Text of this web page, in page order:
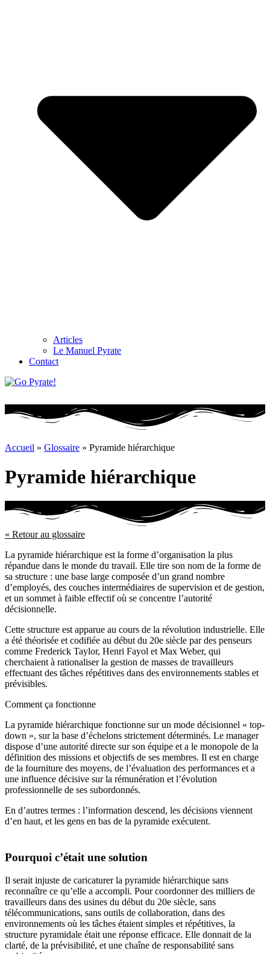
Articles
Le Manuel Pyrate
Contact
Accueil » Glossaire » Pyramide hiérarchique
Pyramide hiérarchique
« Retour au glossaire
La pyramide hiérarchique est la forme d’organisation la plus
répandue dans le monde du travail. Elle tire son nom de la forme de
sa structure : une base large composée d’un grand nombre
d’employés, des couches intermédiaires de supervision et de gestion,
et un sommet à faible effectif où se concentre l’autorité
décisionnelle.
Cette structure est apparue au cours de la révolution industrielle. Elle
a été théorisée et codifiée au début du 20e siècle par des penseurs
comme Frederick Taylor, Henri Fayol et Max Weber, qui
cherchaient à rationaliser la gestion de masses de travailleurs
effectuant des tâches répétitives dans des environnements stables et
prévisibles.
Comment ça fonctionne
La pyramide hiérarchique fonctionne sur un mode décisionnel « top-
down », sur la base d’échelons strictement déterminés. Le manager
dispose d’une autorité directe sur son équipe et a le monopole de la
définition des missions et objectifs de ses membres. Il est en charge
de la fourniture des moyens, de l’évaluation des performances et a
une influence décisive sur la rémunération et l’évolution
professionnelle de ses subordonnés.
En d’autres termes : l’information descend, les décisions viennent
d’en haut, et les gens en bas de la pyramide exécutent.
Pourquoi c’était une solution
Il serait injuste de caricaturer la pyramide hiérarchique sans
reconnaître ce qu’elle a accompli. Pour coordonner des milliers de
travailleurs dans des usines du début du 20e siècle, sans
télécommunications, sans outils de collaboration, dans des
environnements où les tâches étaient simples et répétitives, la
structure pyramidale était une réponse efficace. Elle donnait de la
clarté, de la prévisibilité, et une chaîne de responsabilité sans